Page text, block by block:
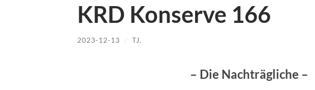
KRD Konserve 166
2023-12-13 / TJ.
– Die Nachträgliche –